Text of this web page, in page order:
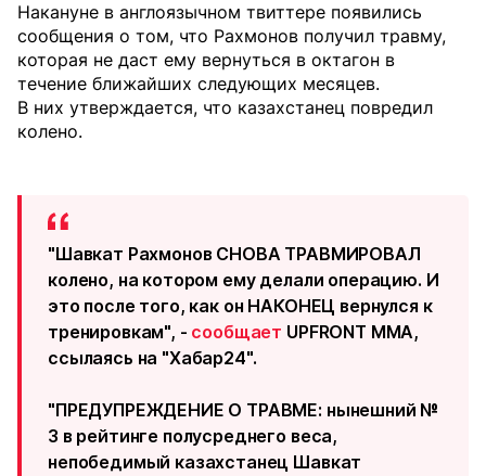
Накануне в англоязычном твиттере появились
сообщения о том, что Рахмонов получил травму,
которая не даст ему вернуться в октагон в
течение ближайших следующих месяцев.
В них утверждается, что казахстанец повредил
колено.
"Шавкат Рахмонов СНОВА ТРАВМИРОВАЛ
колено, на котором ему делали операцию. И
это после того, как он НАКОНЕЦ вернулся к
тренировкам", - сообщает UPFRONT MMA,
ссылаясь на "Хабар24".
"ПРЕДУПРЕЖДЕНИЕ О ТРАВМЕ: нынешний №
3 в рейтинге полусреднего веса,
непобедимый казахстанец Шавкат